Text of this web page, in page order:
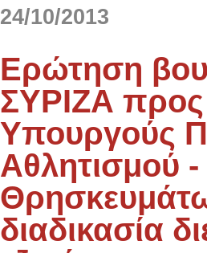
24/10/2013
Ερώτηση
ΣΥΡΙΖΑ προς
Υπουργούς
Αθλητισμού -
διαδικασία